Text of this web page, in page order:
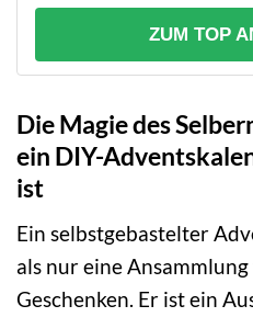
ZUM TOP
Die Magie des
ein DIY-
ist
Ein selbstgebastelter
als nur eine
Geschenken. Er ist ein